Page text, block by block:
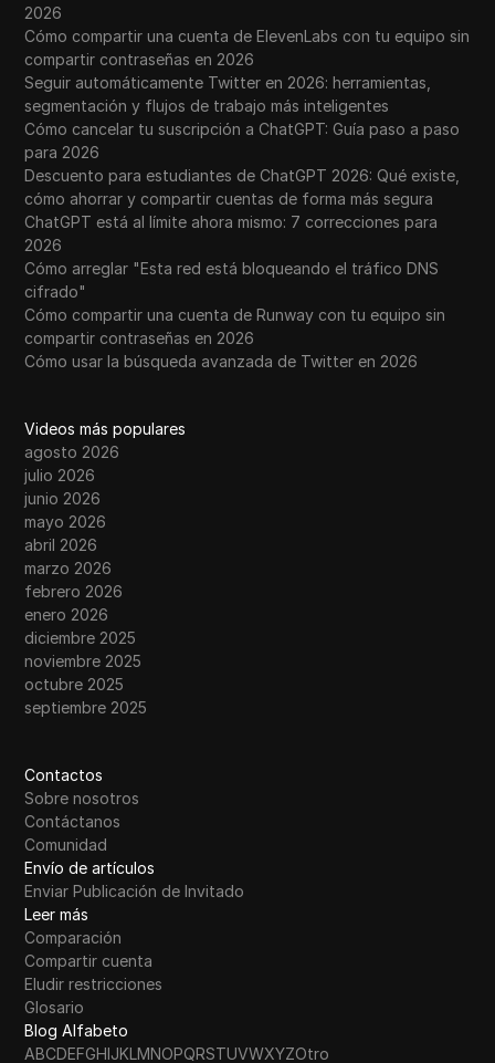
2026
Cómo compartir una cuenta de ElevenLabs con tu equipo sin
compartir contraseñas en 2026
Seguir automáticamente Twitter en 2026: herramientas,
segmentación y flujos de trabajo más inteligentes
Cómo cancelar tu suscripción a ChatGPT: Guía paso a paso
para 2026
Descuento para estudiantes de ChatGPT 2026: Qué existe,
cómo ahorrar y compartir cuentas de forma más segura
ChatGPT está al límite ahora mismo: 7 correcciones para
2026
Cómo arreglar "Esta red está bloqueando el tráfico DNS
cifrado"
Cómo compartir una cuenta de Runway con tu equipo sin
compartir contraseñas en 2026
Cómo usar la búsqueda avanzada de Twitter en 2026
Videos más populares
agosto 2026
julio 2026
junio 2026
mayo 2026
abril 2026
marzo 2026
febrero 2026
enero 2026
diciembre 2025
noviembre 2025
octubre 2025
septiembre 2025
Contactos
Sobre nosotros
Contáctanos
Comunidad
Envío de artículos
Enviar Publicación de Invitado
Leer más
Comparación
Compartir cuenta
Eludir restricciones
Glosario
Blog Alfabeto
ABCDEFGHIJKLMNOPQRSTUVWXYZOtro